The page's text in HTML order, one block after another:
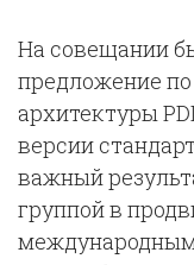
На совещании
предложение
архитектуры
версии
важный
группой в
международным